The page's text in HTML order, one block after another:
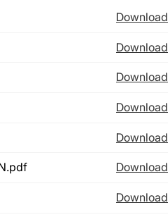
Download
Download
Download
Download
Download
Download
Download